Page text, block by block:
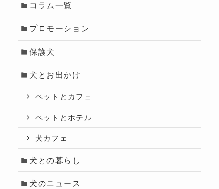
コラム一覧
プロモーション
保護犬
犬とお出かけ
ペットとカフェ
ペットとホテル
犬カフェ
犬との暮らし
犬のニュース